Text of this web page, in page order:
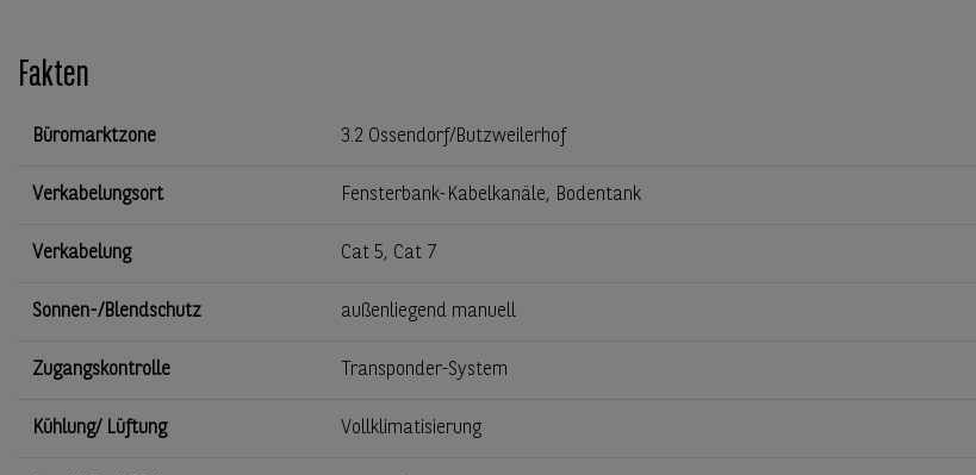
Fakten
Büromarktzone 3.2 Ossendorf/Butzweilerhof
Verkabelungsort Fensterbank-Kabelkanäle, Bodentank
Verkabelung Cat 5, Cat 7
Sonnen-/Blendschutz außenliegend manuell
Zugangskontrolle Transponder-System
Kühlung/ Lüftung Vollklimatisierung